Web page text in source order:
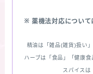
※ 薬機法対応について
精油は「雑品(雑貨)扱い
ハーブは「食品」「健康
スパイスは